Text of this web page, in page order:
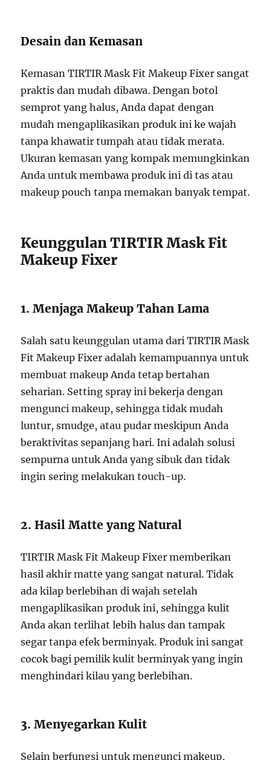
Desain dan Kemasan
Kemasan TIRTIR Mask Fit Makeup Fixer sangat
praktis dan mudah dibawa. Dengan botol
semprot yang halus, Anda dapat dengan
mudah mengaplikasikan produk ini ke wajah
tanpa khawatir tumpah atau tidak merata.
Ukuran kemasan yang kompak memungkinkan
Anda untuk membawa produk ini di tas atau
makeup pouch tanpa memakan banyak tempat.
Keunggulan TIRTIR Mask Fit
Makeup Fixer
1. Menjaga Makeup Tahan Lama
Salah satu keunggulan utama dari TIRTIR Mask
Fit Makeup Fixer adalah kemampuannya untuk
membuat makeup Anda tetap bertahan
seharian. Setting spray ini bekerja dengan
mengunci makeup, sehingga tidak mudah
luntur, smudge, atau pudar meskipun Anda
beraktivitas sepanjang hari. Ini adalah solusi
sempurna untuk Anda yang sibuk dan tidak
ingin sering melakukan touch-up.
2. Hasil Matte yang Natural
TIRTIR Mask Fit Makeup Fixer memberikan
hasil akhir matte yang sangat natural. Tidak
ada kilap berlebihan di wajah setelah
mengaplikasikan produk ini, sehingga kulit
Anda akan terlihat lebih halus dan tampak
segar tanpa efek berminyak. Produk ini sangat
cocok bagi pemilik kulit berminyak yang ingin
menghindari kilau yang berlebihan.
3. Menyegarkan Kulit
Selain berfungsi untuk mengunci makeup,